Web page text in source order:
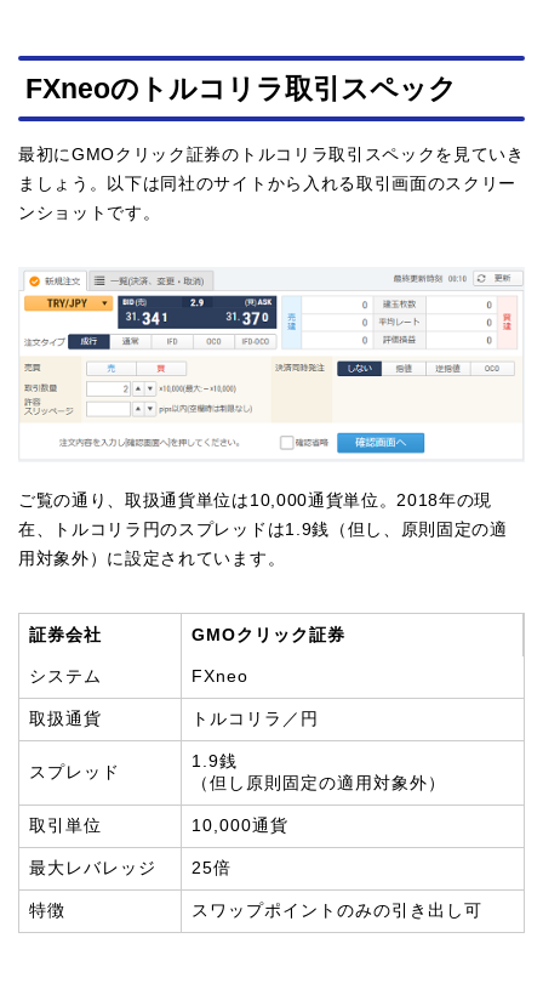
FXneoのトルコリラ取引スペック
最初にGMOクリック証券のトルコリラ取引スペックを見ていき
ましょう。以下は同社のサイトから入れる取引画面のスクリー
ンショットです。
ご覧の通り、取扱通貨単位は10,000通貨単位。2018年の現
在、トルコリラ円のスプレッドは1.9銭（但し、原則固定の適
用対象外）に設定されています。
証券会社 GMOクリック証券
システム FXneo
取扱通貨 トルコリラ／円
スプレッド
1.9銭
（但し原則固定の適用対象外）
取引単位 10,000通貨
最大レバレッジ 25倍
特徴 スワップポイントのみの引き出し可